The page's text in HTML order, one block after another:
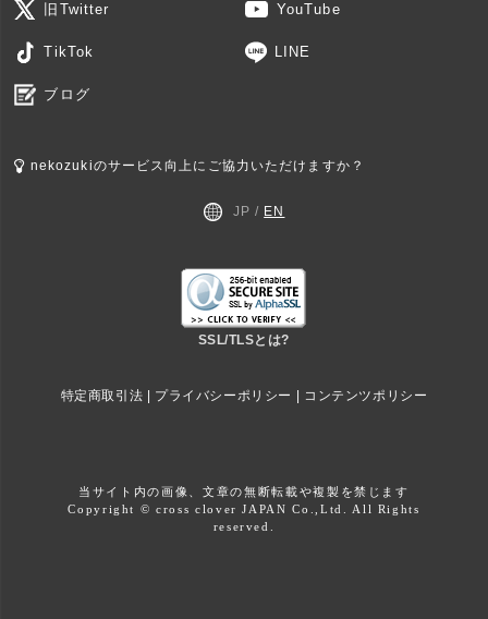
旧Twitter YouTube
TikTok LINE
ブログ
nekozukiのサービス向上にご協力いただけますか？
JP / EN
SSL/TLSとは?
特定商取引法 プライバシーポリシー コンテンツポリシー
当サイト内の画像、文章の無断転載や複製を禁じます
Copyright © cross clover JAPAN Co.,Ltd. All Rights
reserved.